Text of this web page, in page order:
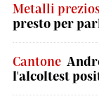
Metalli
presto per
Cantone
l'alcoltest